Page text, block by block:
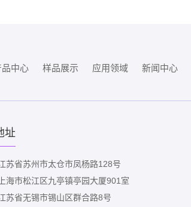
品中心 样品展示 应用领域 新闻中心
址
苏省苏州市太仓市凤杨路128号
海市松江区九亭镇亭园大厦901室
苏省无锡市锡山区群合路8号